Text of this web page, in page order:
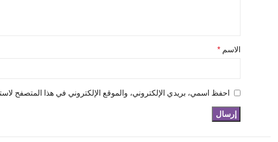
الاسم *
احفظ اسمي، بريدي الإلكتروني، والموقع الإلكتروني في هذا المتصفح